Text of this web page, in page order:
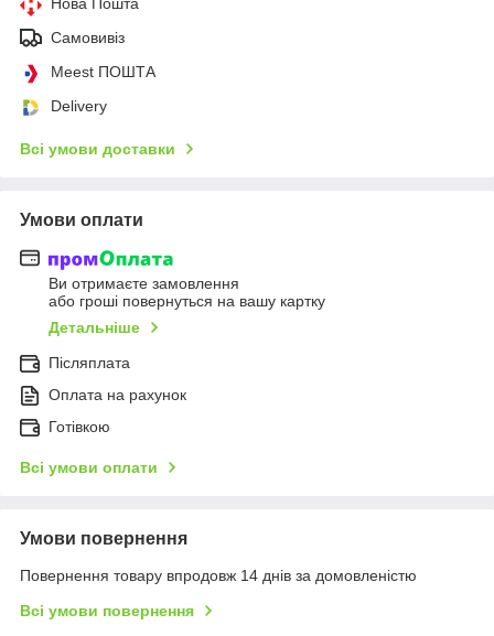
Самовивіз
Meest ПОШТА
Delivery
Всі умови доставки
Умови оплати
Ви отримаєте замовлення
або гроші повернуться на вашу картку
Детальніше
Післяплата
Оплата на рахунок
Готівкою
Всі умови оплати
Умови повернення
Повернення товару впродовж 14 днів за домовленістю
Всі умови повернення